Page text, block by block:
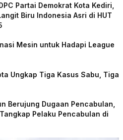
Partai Demokrat Kota Kediri,
Biru Indonesia Asri di HUT
Mesin untuk Hadapi League
Ungkap Tiga Kasus Sabu, Tiga
Berujung Dugaan Pencabulan,
Pelaku Pencabulan di